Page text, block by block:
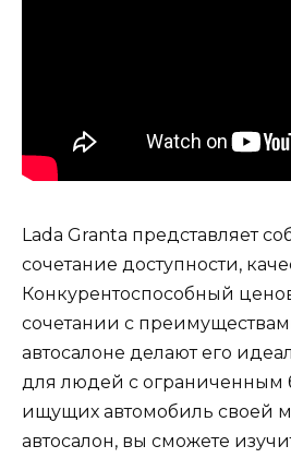
Lada Granta представляет
сочетание доступности,
Конкурентоспособный
сочетании с
автосалоне делают его
для людей с ограниченным
ищущих автомобиль своей
автосалон, вы сможете